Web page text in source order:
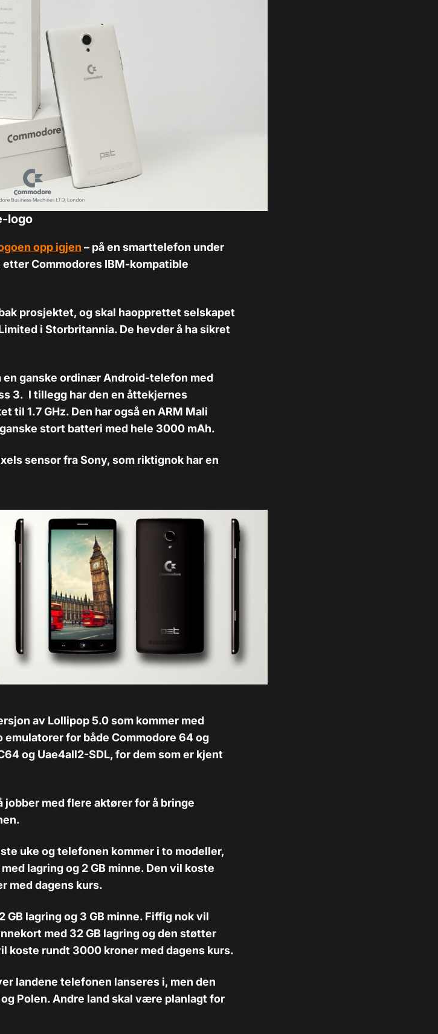
logo
opp igjen – på en smarttelefon under
Commodores IBM-kompatible
prosjektet, og skal haopprettet selskapet
i Storbritannia. De hevder å ha sikret
en ganske ordinær Android-telefon med
3. I tillegg har den en åttekjernes
til 1.7 GHz. Den har også en ARM Mali
stort batteri med hele 3000 mAh.
sensor fra Sony, som riktignok har en
av Lollipop 5.0 som kommer med
for både Commodore 64 og
og Uae4all2-SDL, for dem som er kjent
med flere aktører for å bringe
uke og telefonen kommer i to modeller,
lagring og 2 GB minne. Den vil koste
med dagens kurs.
lagring og 3 GB minne. Fiffig nok vil
med 32 GB lagring og den støtter
koste rundt 3000 kroner med dagens kurs.
landene telefonen lanseres i, men den
Polen. Andre land skal være planlagt for